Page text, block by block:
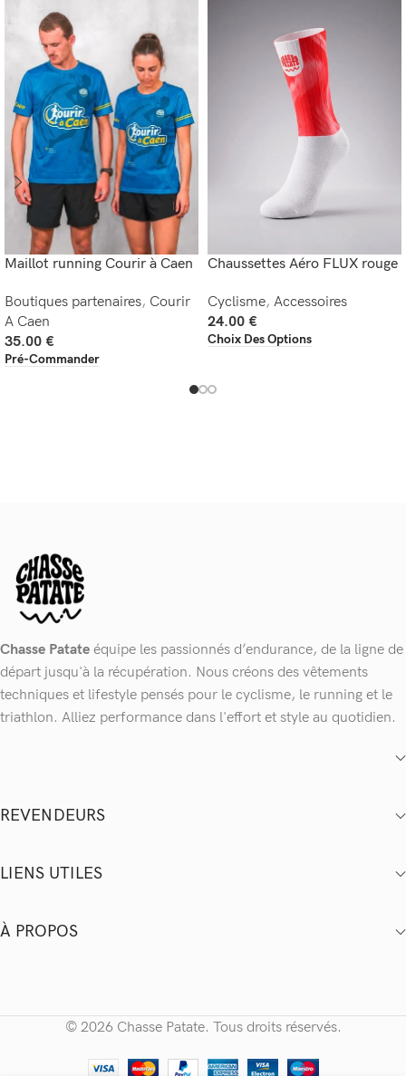
Maillot running Courir à Caen
Boutiques partenaires, Courir
A Caen
35.00 €
Pré-Commander
Chaussettes Aéro FLUX rouge
Cyclisme, Accessoires
24.00 €
Choix Des Options
Chasse Patate équipe les passionnés d’endurance, de la ligne de
départ jusqu'à la récupération. Nous créons des vêtements
techniques et lifestyle pensés pour le cyclisme, le running et le
triathlon. Alliez performance dans l'effort et style au quotidien.
REVENDEURS
LIENS UTILES
À PROPOS
© 2026 Chasse Patate. Tous droits réservés.